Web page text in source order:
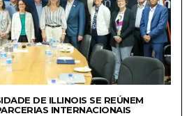
DE ILLINOIS SE REÚNEM
INTERNACIONAIS